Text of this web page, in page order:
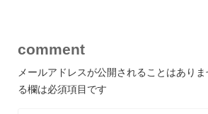
comment
メールアドレスが公開されることはありま
る欄は必須項目です